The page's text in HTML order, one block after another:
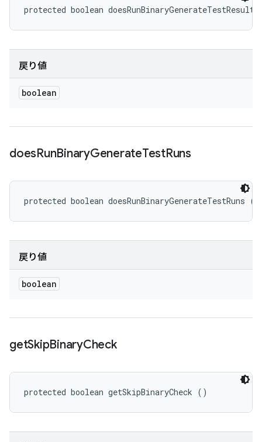
protected boolean
戻り値
boolean
doesRunBinaryGenerateTestRuns
protected boolean doesRunBinaryGenerateTestRuns ()
戻り値
boolean
getSkipBinaryCheck
protected boolean getSkipBinaryCheck ()